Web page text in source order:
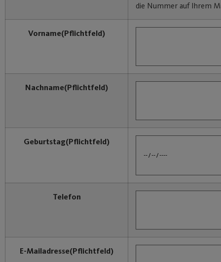
die Nummer auf Ihrem
Vorname(Pflichtfeld)
Nachname(Pflichtfeld)
Geburtstag(Pflichtfeld)
Telefon
E-Mailadresse(Pflichtfeld)